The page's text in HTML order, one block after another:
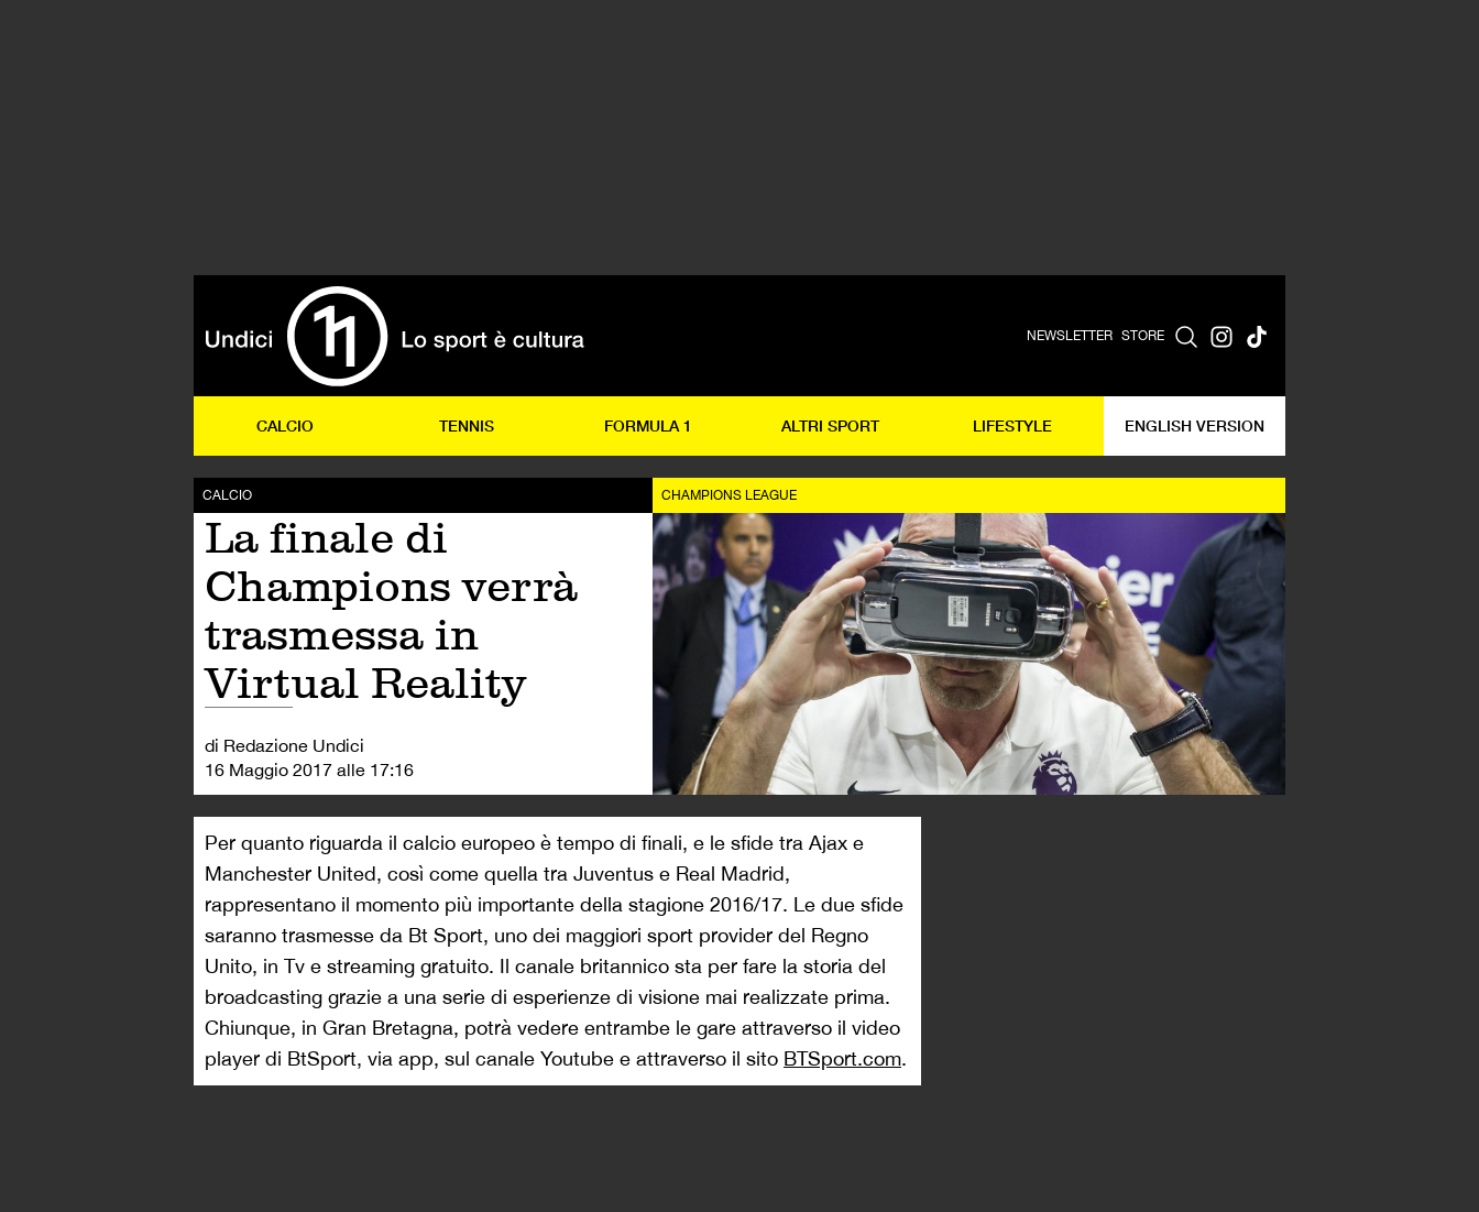
NEWSLETTER STORE
CALCIO TENNIS FORMULA 1 ALTRI SPORT LIFESTYLE ENGLISH VERSION
CALCIO
La finale di
Champions verrà
trasmessa in
Virtual Reality
di Redazione Undici
16 Maggio 2017 alle 17:16
CHAMPIONS LEAGUE
Per quanto riguarda il calcio europeo è tempo di finali, e le sfide tra Ajax e
Manchester United, così come quella tra Juventus e Real Madrid,
rappresentano il momento più importante della stagione 2016/17. Le due sfide
saranno trasmesse da Bt Sport, uno dei maggiori sport provider del Regno
Unito, in Tv e streaming gratuito. Il canale britannico sta per fare la storia del
broadcasting grazie a una serie di esperienze di visione mai realizzate prima.
Chiunque, in Gran Bretagna, potrà vedere entrambe le gare attraverso il video
player di BtSport, via app, sul canale Youtube e attraverso il sito BTSport.com.